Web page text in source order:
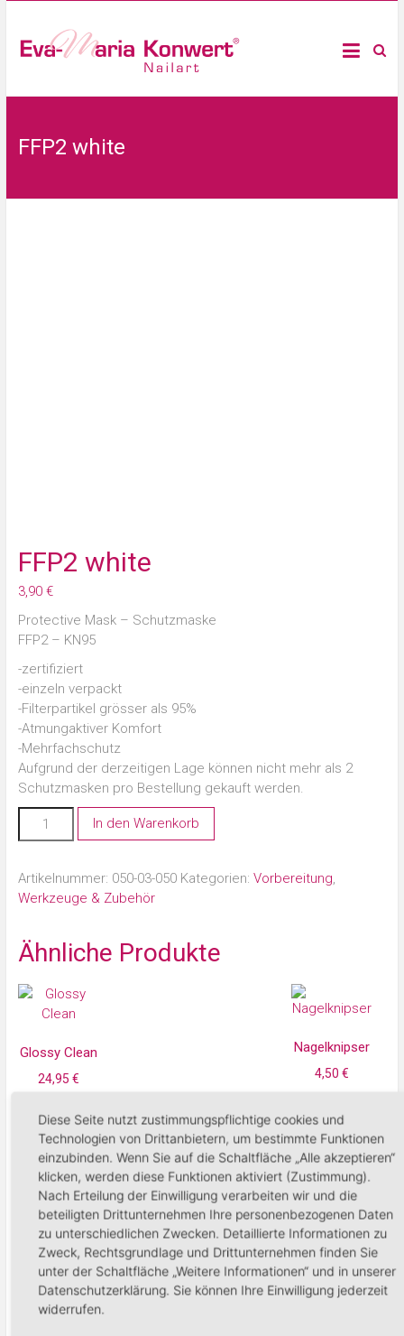
FFP2 white
FFP2 white
3,90 €
Protective Mask – Schutzmaske
FFP2 – KN95
-zertifiziert
-einzeln verpackt
-Filterpartikel grösser als 95%
-Atmungaktiver Komfort
-Mehrfachschutz
Aufgrund der derzeitigen Lage können nicht mehr als 2
Schutzmasken pro Bestellung gekauft werden.
In den Warenkorb
Artikelnummer: 050-03-050 Kategorien: Vorbereitung,
Werkzeuge & Zubehör
Ähnliche Produkte
Glossy Clean
24,95 €
In den Warenkorb
Nagelknipser
4,50 €
In den
Zeletten
3,95€
In den Warenkorb
Nagelhaut
Instrument
14,95€
Diese Seite nutzt zustimmungspflichtige cookies und
Technologien von Drittanbietern, um bestimmte Funktionen
einzubinden. Wenn Sie auf die Schaltfläche „Alle akzeptieren“
klicken, werden diese Funktionen aktiviert (Zustimmung).
Nach Erteilung der Einwilligung verarbeiten wir und die
beteiligten Drittunternehmen Ihre personenbezogenen Daten
zu unterschiedlichen Zwecken. Detaillierte Informationen zu
Zweck, Rechtsgrundlage und Drittunternehmen finden Sie
unter der Schaltfläche „Weitere Informationen“ und in unserer
Datenschutzerklärung. Sie können Ihre Einwilligung jederzeit
widerrufen.